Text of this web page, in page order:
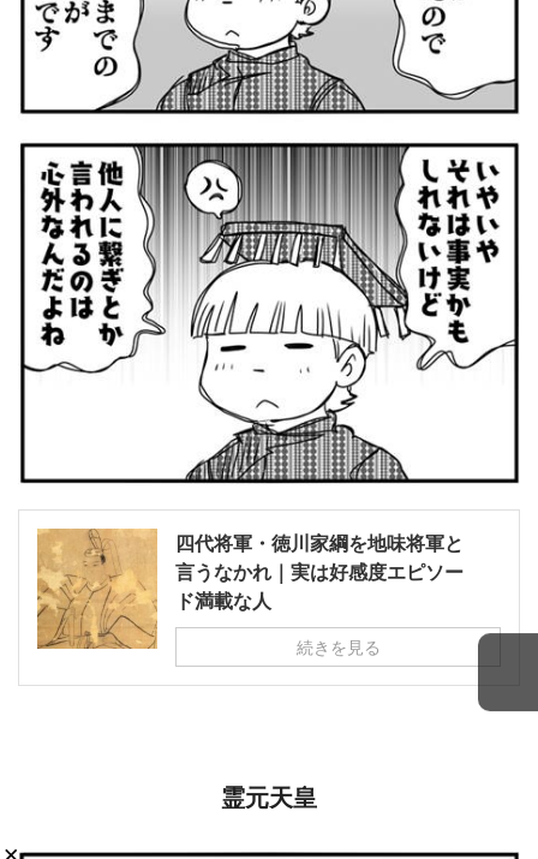
四代将軍・徳川家綱を地味将軍と
言うなかれ｜実は好感度エピソー
ド満載な人
続きを見る
霊元天皇